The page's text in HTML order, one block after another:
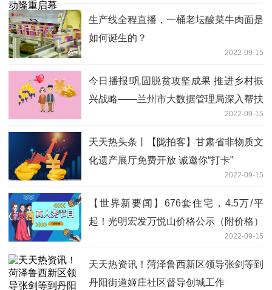
生产线全程直播，一桶老坛酸菜牛肉面是
如何诞生的？
2022-09-15
今日播报!巩固脱贫攻坚成果 推进乡村振
兴战略——兰州市大数据管理局深入帮扶
2022-09-15
天天热头条丨【陇拍客】甘肃省非物质文
化遗产展厅免费开放 诚邀你“打卡”
2022-09-15
【世界新要闻】676套住宅，4.5万/平
起！光明宏发万悦山价格公示（附价格）
2022-09-15
天天热资讯！菏泽鲁西新区领导张剑等到
丹阳街道姬庄社区督导创城工作